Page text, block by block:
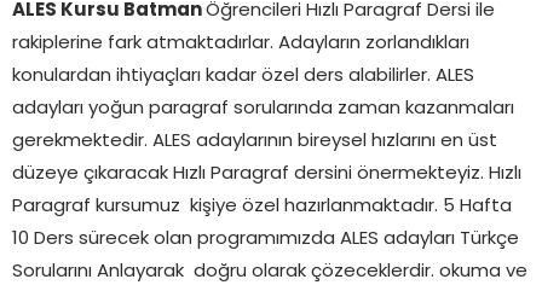
ALES Kursu Batman Öğrencileri Hızlı Paragraf Dersi ile
rakiplerine fark atmaktadırlar. Adayların zorlandıkları
konulardan ihtiyaçları kadar özel ders alabilirler. ALES
adayları yoğun paragraf sorularında zaman kazanmaları
gerekmektedir. ALES adaylarının bireysel hızlarını en üst
düzeye çıkaracak Hızlı Paragraf dersini önermekteyiz. Hızlı
Paragraf kursumuz kişiye özel hazırlanmaktadır. 5 Hafta
10 Ders sürecek olan programımızda ALES adayları Türkçe
Sorularını Anlayarak doğru olarak çözeceklerdir. okuma ve